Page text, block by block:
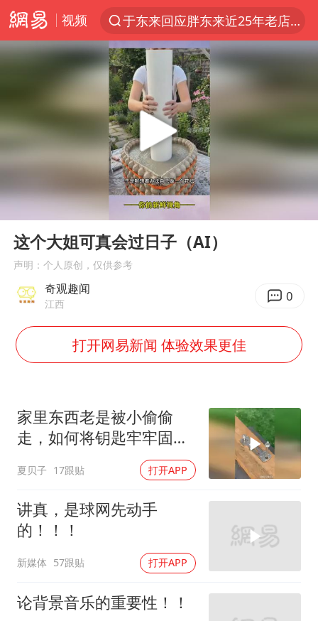
视频
于东来回应胖东来近25年老店年底关闭
上半年我国经营主体结构持续优化
《披荆斩棘2026》阵容官宣
杭州机场已取消航班388架次
浙江省委书记：该停下的坚决停下来
白海豚北上或致京津冀暴雨
美将每月供乌爱国者拦截导弹
新疆一婚礼线上邀请引热议
云南一男子胃中取出180颗铁钉
景区回应“麦积山石窟看完需2000元”
曹颖儿子首次演长剧
Play
00:00 00:24
这个大姐可真会过日子（AI）
声明：个人原创，仅供参考
奇观趣闻
江西 0
打开网易新闻 体验效果更佳
家里东西老是被小偷偷
走，如何将钥匙牢牢固定
起来，看见也无法！
夏贝子 17跟贴 打开APP
讲真，是球网先动手
的！！！
新媒体 57跟贴 打开APP
论背景音乐的重要性！！